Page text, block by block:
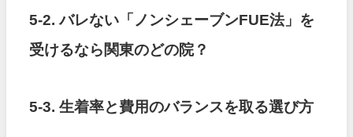
5-2. バレない「ノンシェーブンFUE法」を
受けるなら関東のどの院？
5-3. 生着率と費用のバランスを取る選び方